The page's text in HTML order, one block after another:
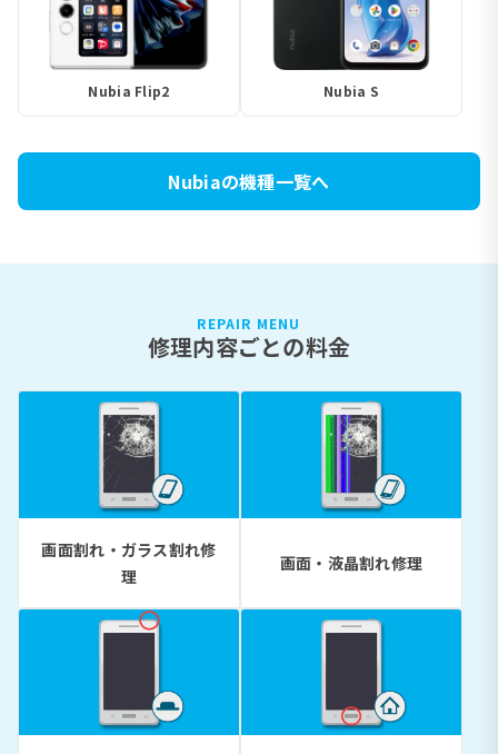
Nubia Flip2 Nubia S
Nubiaの機種一覧へ
REPAIR MENU
修理内容ごとの料金
画面割れ・ガラス割れ修
理
画面・液晶割れ修理